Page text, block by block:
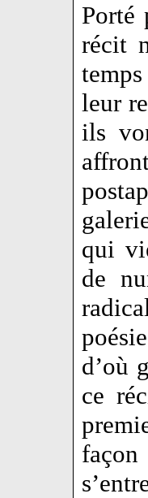
Porté
récit
leur
ils
qui
de
d’où
ce